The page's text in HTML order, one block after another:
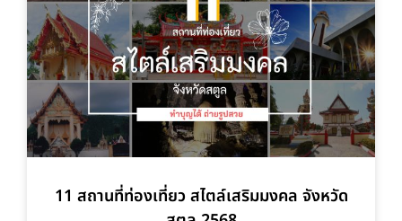
11 สถานที่ท่องเที่ยว สไตล์เสริมมงคล จังหวัด